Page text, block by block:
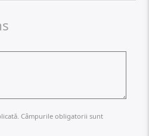
Câmpurile obligatorii sunt